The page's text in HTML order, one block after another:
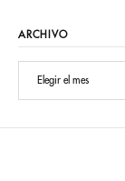
ARCHIVO